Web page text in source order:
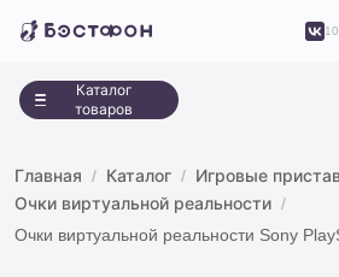
Каталог
товаров
Главная Каталог
Игровые
Очки виртуальной реальности